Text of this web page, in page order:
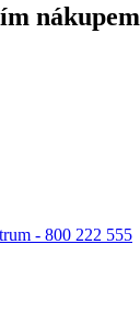
nákupem
- 800 222 555